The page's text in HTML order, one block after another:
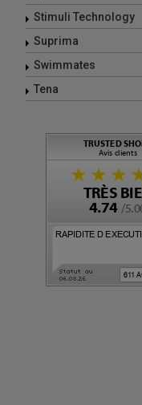
Stimuli Technology
Suprima
Swimmates
Tena